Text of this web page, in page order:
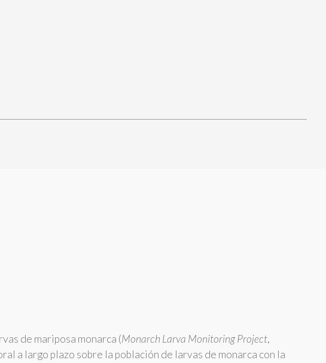
de mariposa monarca (Monarch Larva Monitoring Project,
a largo plazo sobre la población de larvas de monarca con la